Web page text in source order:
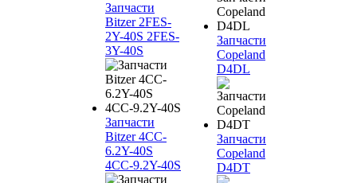
Запчасти
Bitzer 2FES-
2Y-40S 2FES-
3Y-40S
Запчасти
Bitzer 4CC-
6.2Y-40S
4CC-9.2Y-40S
Запчасти
Copeland
D4DL
Запчасти
Copeland
D4DT